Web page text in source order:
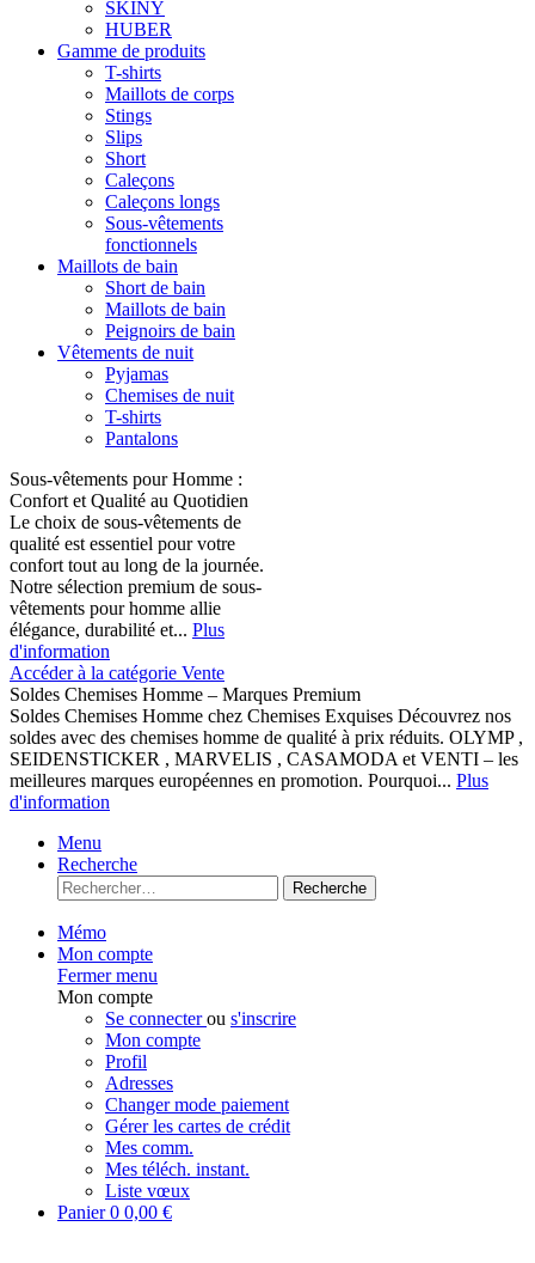
SKINY
HUBER
Gamme de produits
T-shirts
Maillots de corps
Stings
Slips
Short
Caleçons
Caleçons longs
Sous-vêtements
fonctionnels
Maillots de bain
Short de bain
Maillots de bain
Peignoirs de bain
Vêtements de nuit
Pyjamas
Chemises de nuit
T-shirts
Pantalons
Sous-vêtements pour Homme :
Confort et Qualité au Quotidien
Le choix de sous-vêtements de
qualité est essentiel pour votre
confort tout au long de la journée.
Notre sélection premium de sous-
vêtements pour homme allie
élégance, durabilité et... Plus
d'information
Accéder à la catégorie Vente
Soldes Chemises Homme – Marques Premium
Soldes Chemises Homme chez Chemises Exquises Découvrez nos
soldes avec des chemises homme de qualité à prix réduits. OLYMP ,
SEIDENSTICKER , MARVELIS , CASAMODA et VENTI – les
meilleures marques européennes en promotion. Pourquoi... Plus
d'information
Menu
Recherche
Recherche
Mémo
Mon compte
Fermer menu
Mon compte
Se connecterou s'inscrire
Mon compte
Profil
Adresses
Changer mode paiement
Gérer les cartes de crédit
Mes comm.
Mes téléch. instant.
Liste vœux
Panier0 0,00 €